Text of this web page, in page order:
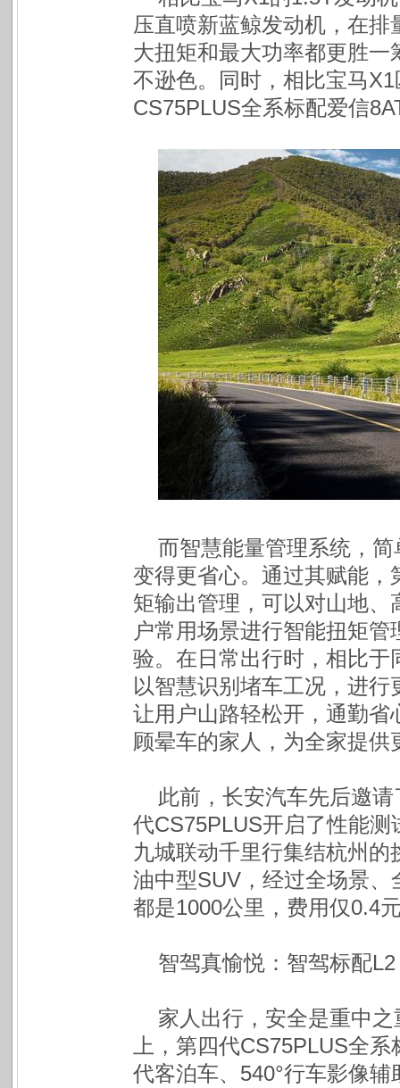
压直喷新蓝鲸发动机，在
大扭矩和最大功率都更胜
不逊色。同时，相比宝马
CS75PLUS全系标配爱信
而智慧能量管理系统，
变得更省心。通过其赋能，
矩输出管理，可以对山地
户常用场景进行智能扭矩
验。在日常出行时，相比于
以智慧识别堵车工况，进
让用户山路轻松开，通勤
顾晕车的家人，为全家提供
此前，长安汽车先后邀
代CS75PLUS开启了性能
九城联动千里行集结杭州
油中型SUV，经过全场景
都是1000公里，费用仅0.4
智驾真愉悦：智驾标配
家人出行，安全是重中
上，第四代CS75PLUS全
代客泊车、540°行车影像